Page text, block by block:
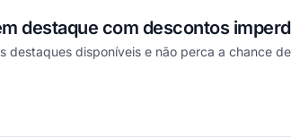
destaque com descontos
destaques disponíveis e não perca a chance
não funcionou